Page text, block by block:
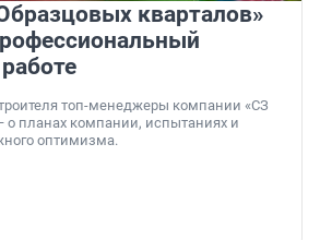
кварталов»
топ-менеджеры компании «СЗ
о планах компании, испытаниях и
оптимизма.